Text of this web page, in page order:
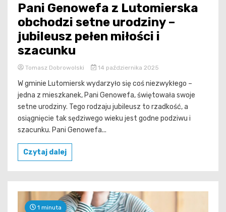
Pani Genowefa z Lutomierska
obchodzi setne urodziny –
jubileusz pełen miłości i
szacunku
Tomasz Dobrowolski 14 października 2025
W gminie Lutomiersk wydarzyło się coś niezwykłego –
jedna z mieszkanek, Pani Genowefa, świętowała swoje
setne urodziny. Tego rodzaju jubileusz to rzadkość, a
osiągnięcie tak sędziwego wieku jest godne podziwu i
szacunku. Pani Genowefa...
Czytaj dalej
1 minuta